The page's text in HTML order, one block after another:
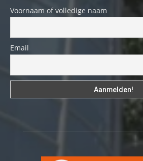
Voornaam of volledige naam
Email